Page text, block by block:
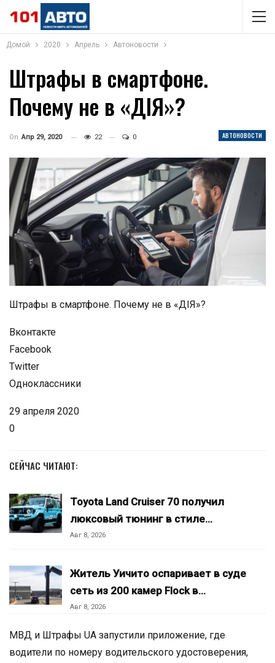
Домой 2020 Апрель Автоновости
Штрафы в смартфоне.
Почему не в «ДІЯ»?
АВТОНОВОСТИ
On Апр 29, 2020 22 0
Штрафы в смартфоне. Почему не в «ДІЯ»?
Вконтакте
Facebook
Twitter
Одноклассники
29 апреля 2020
0
СЕЙЧАС ЧИТАЮТ:
Toyota Land Cruiser 70 получил
люксовый тюнинг в стиле…
Авг 8, 2026
Житель Уичито оспаривает в суде
сеть из 200 камер Flock в…
Авг 8, 2026
МВД и Штрафы UA запустили приложение, где
водители по номеру водительского удостоверения,